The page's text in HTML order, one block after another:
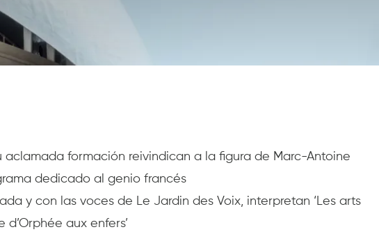
aclamada formación reivindican a la figura de Marc-Antoine
dedicado al genio francés
y con las voces de Le Jardin des Voix, interpretan ‘Les arts
d’Orphée aux enfers’